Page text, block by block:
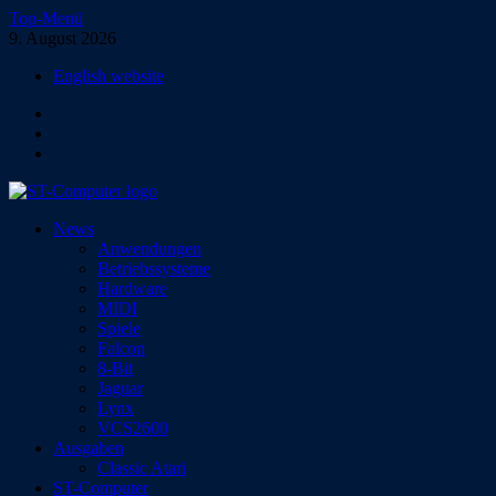
Zum
Inhalt
Top-Menü
9. August 2026
English website
ST-Computer
Das Magazin für Atari-Computer und -Konsolen
News
Anwendungen
Betriebssysteme
Hardware
MIDI
Spiele
Falcon
8-Bit
Jaguar
Lynx
VCS2600
Ausgaben
Classic Atari
ST-Computer